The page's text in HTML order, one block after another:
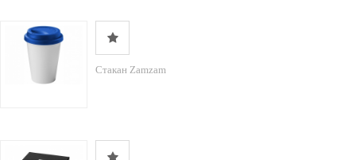
Стакан Zamzam